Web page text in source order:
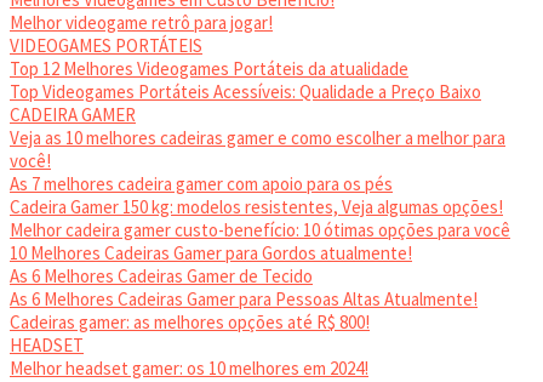
Melhor videogame retrô para jogar!
VIDEOGAMES PORTÁTEIS
Top 12 Melhores Videogames Portáteis da atualidade
Top Videogames Portáteis Acessíveis: Qualidade a Preço Baixo
CADEIRA GAMER
Veja as 10 melhores cadeiras gamer e como escolher a melhor para
você!
As 7 melhores cadeira gamer com apoio para os pés
Cadeira Gamer 150 kg: modelos resistentes, Veja algumas opções!
Melhor cadeira gamer custo-benefício: 10 ótimas opções para você
10 Melhores Cadeiras Gamer para Gordos atualmente!
As 6 Melhores Cadeiras Gamer de Tecido
As 6 Melhores Cadeiras Gamer para Pessoas Altas Atualmente!
Cadeiras gamer: as melhores opções até R$ 800!
HEADSET
Melhor headset gamer: os 10 melhores em 2024!